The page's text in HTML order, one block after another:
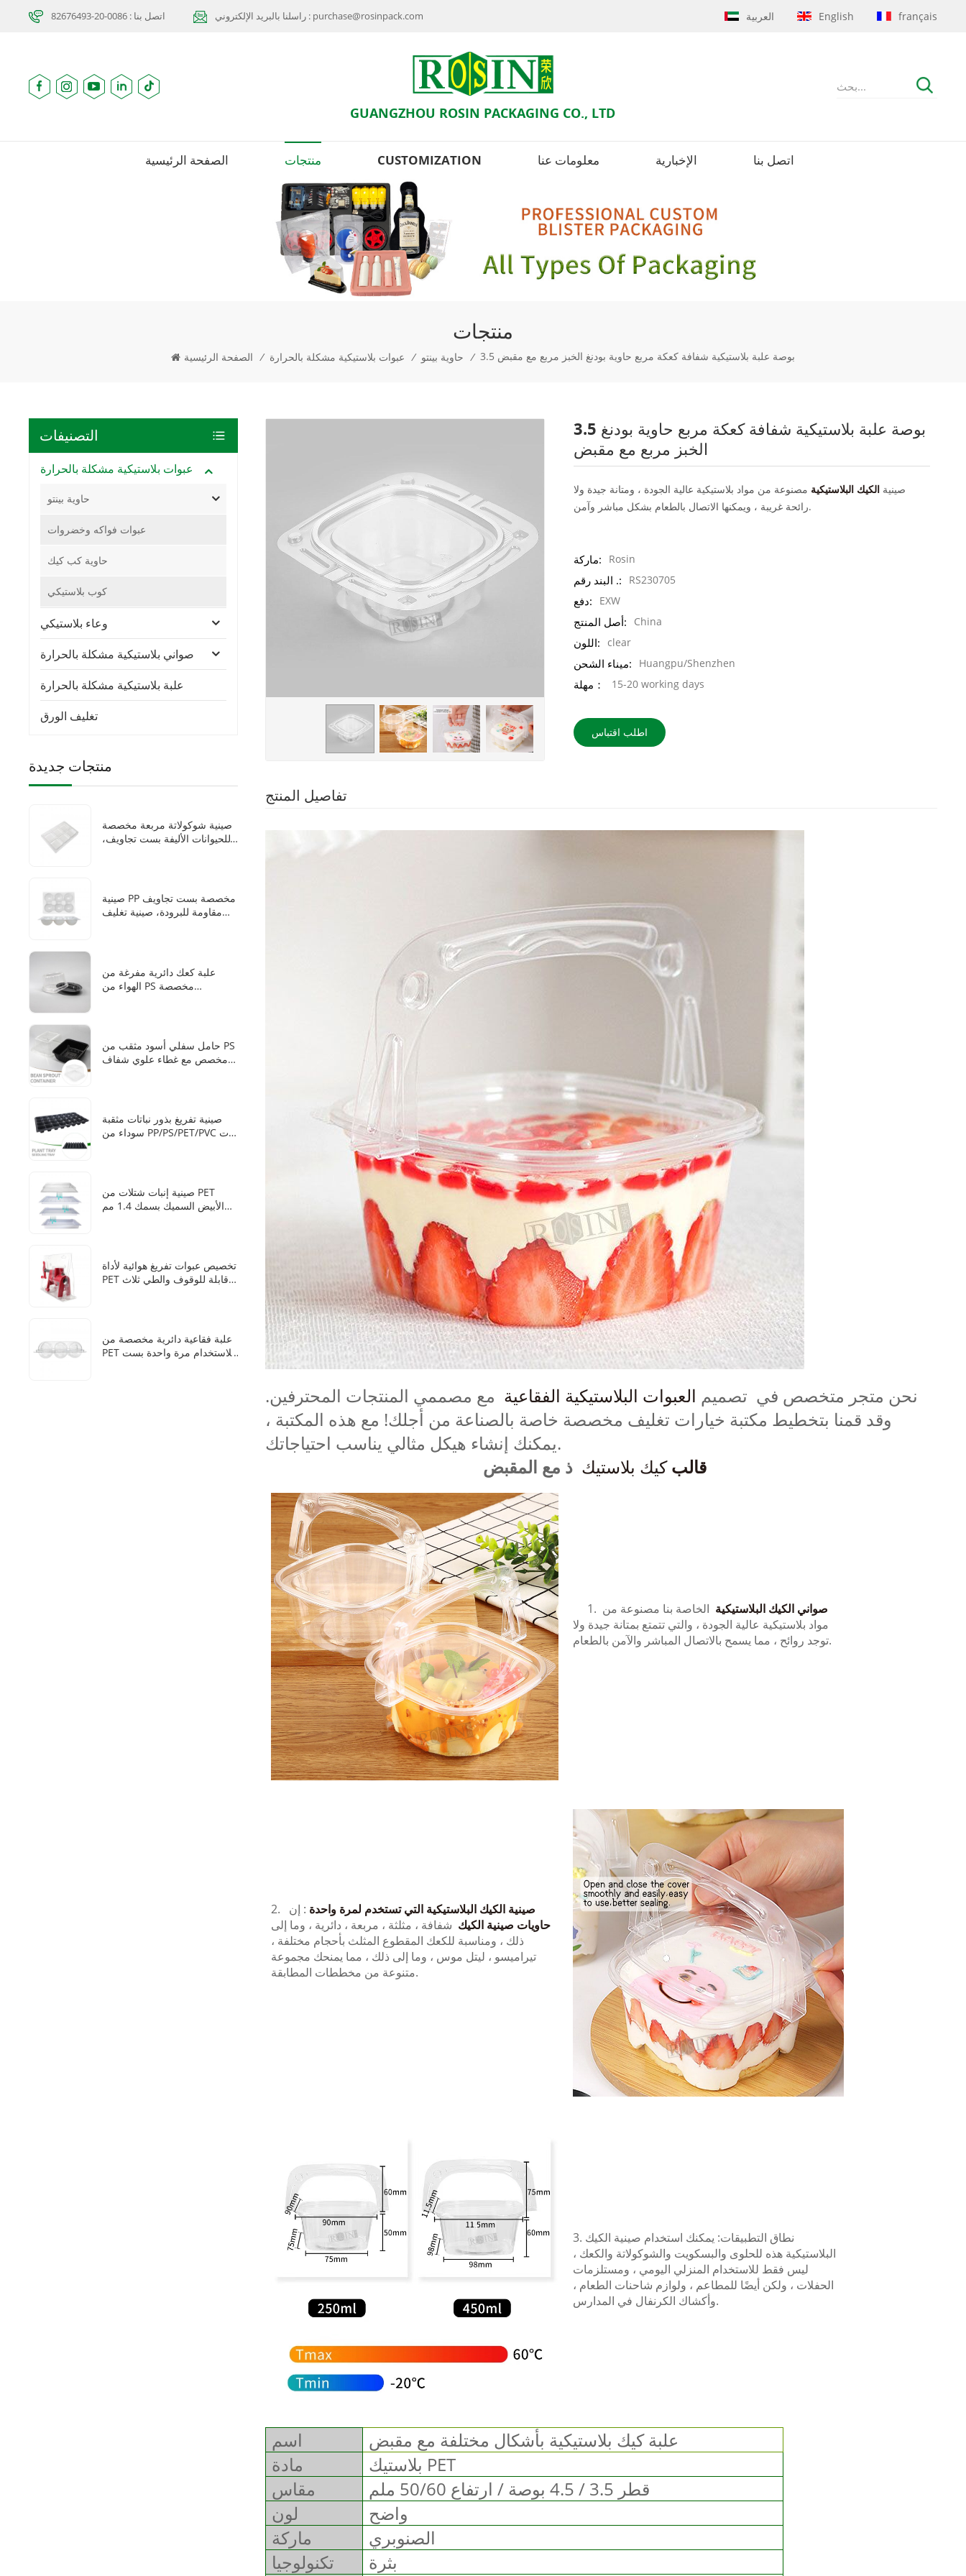
اتصل بنا : 0086-20-82676493 راسلنا بالبريد الإلكتروني : purchase@rosinpack.com العربية English français
GUANGZHOU ROSIN PACKAGING CO., LTD
الصفحة الرئيسية منتجات CUSTOMIZATION معلومات عنا الإخبارية اتصل بنا
منتجات
الصفحة الرئيسية / عبوات بلاستيكية مشكلة بالحرارة / حاوية بينتو / 3.5 بوصة علبة بلاستيكية شفافة كعكة مربع حاوية بودنغ الخبز مربع مع مقبض
3.5 بوصة علبة بلاستيكية شفافة كعكة مربع حاوية بودنغ
الخبز مربع مع مقبض
صينية الكيك البلاستيكية مصنوعة من مواد بلاستيكية عالية الجودة ، ومتانة جيدة ولا
رائحة غريبة ، ويمكنها الاتصال بالطعام بشكل مباشر وآمن.
ماركة: Rosin
البند رقم .: RS230705
دفع: EXW
أصل المنتج: China
اللون: clear
ميناء الشحن: Huangpu/Shenzhen
مهلة： 15-20 working days
اطلب اقتباس
تفاصيل المنتج
نحن متجر متخصص في تصميم العبوات البلاستيكية الفقاعية مع مصممي المنتجات المحترفين.
وقد قمنا بتخطيط مكتبة خيارات تغليف مخصصة خاصة بالصناعة من أجلك! مع هذه المكتبة ،
يمكنك إنشاء هيكل مثالي يناسب احتياجاتك.
قالبكيك بلاستيكذ مع المقبض
1. صواني الكيك البلاستيكية الخاصة بنا مصنوعة من
مواد بلاستيكية عالية الجودة ، والتي تتمتع بمتانة جيدة ولا
توجد روائح ، مما يسمح بالاتصال المباشر والآمن بالطعام.
2. صينية الكيك البلاستيكية التي تستخدم لمرة واحدة : إن
حاويات صينية الكيك شفافة ، مثلثة ، مربعة ، دائرية ، وما إلى
ذلك ، ومناسبة للكعك المقطوع المثلث بأحجام مختلفة ،
تيراميسو ، ليتل موس ، وما إلى ذلك ، مما يمنحك مجموعة
متنوعة من مخططات المطابقة.
3. نطاق التطبيقات: يمكنك استخدام صينية الكيك
البلاستيكية هذه للحلوى والبسكويت والشوكولاتة والكعك ،
ليس فقط للاستخدام المنزلي اليومي ، ومستلزمات
الحفلات ، ولكن أيضًا للمطاعم ، ولوازم شاحنات الطعام ،
وأكشاك الكرنفال في المدارس.
اسم
علبة كيك بلاستيكية بأشكال مختلفة مع مقبض
بلاستيك PET
مقاس
قطر 3.5 / 4.5 بوصة / ارتفاع 50/60 ملم
لون
واضح
ماركة
الصنوبري
تكنولوجيا
بثرة
التصنيفات
عبوات بلاستيكية مشكلة بالحرارة
حاوية بينتو
عبوات فواكه وخضروات
حاوية كب كيك
كوب بلاستيكي
وعاء بلاستيكي
صواني بلاستيكية مشكلة بالحرارة
علبة بلاستيكية مشكلة بالحرارة
تغليف الورق
منتجات جديدة
صينية شوكولاتة مربعة مخصصة
للحيوانات الأليفة بست تجاويف،
صينية PP مخصصة بست تجاويف
مقاومة للبرودة، صينية تغليف
علبة كعك دائرية مفرغة من
الهواء من PS مخصصة
الكيك والمعجنات
حامل سفلي أسود مثقب من PS
مخصص مع غطاء علوي شفاف
صينية تفريغ بذور نباتات مثقبة
سوداء من PP/PS/PET/PVC ذات
صينية إنبات شتلات من PET
الأبيض السميك بسمك 1.4 مم
تخصيص عبوات تفريغ هوائية لأداة
PET قابلة للوقوف والطي ثلاث
علبة فقاعية دائرية مخصصة من
PET للاستخدام مرة واحدة بست